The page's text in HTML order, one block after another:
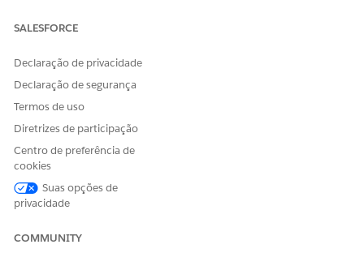
pode atribuir os conjuntos de permissões Usuário do Data
Consumidor limitado do Tableau Next ou Usuário de
negócios do aplicativo incluído do Tableau Next aos
usuários que precisam de acesso somente visualização.
Diga-nos para podermos melhorar!
SALESFORCE
Declaração de privacidade
Declaração de segurança
Termos de uso
Diretrizes de participação
Centro de preferência de
cookies
Suas opções de
privacidade
COMMUNITY